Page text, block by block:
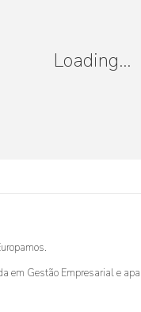
Loading...
em Gestão Empresarial e